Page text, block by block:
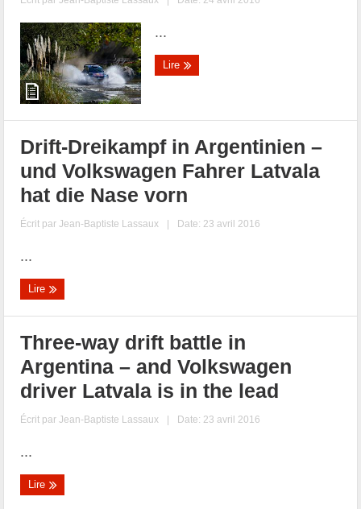
...
Lire
Drift-Dreikampf in Argentinien –
und Volkswagen Fahrer Latvala
hat die Nase vorn
Écrit parJean-Baptiste Lassaux | Date: 23 avril 2016
...
Lire
Three-way drift battle in
Argentina – and Volkswagen
driver Latvala is in the lead
Écrit parJean-Baptiste Lassaux | Date: 23 avril 2016
...
Lire